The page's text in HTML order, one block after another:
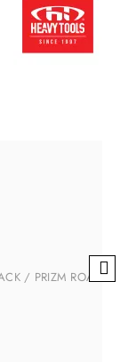
/ PRIZM ROAD